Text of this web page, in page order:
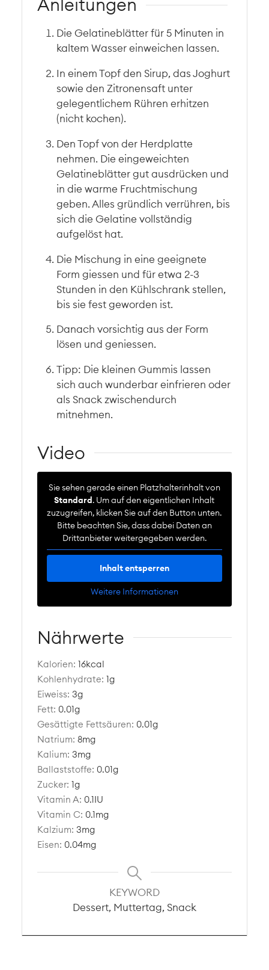
Anleitungen
Die Gelatineblätter für 5 Minuten in
kaltem Wasser einweichen lassen.
In einem Topf den Sirup, das Joghurt
sowie den Zitronensaft unter
gelegentlichem Rühren erhitzen
(nicht kochen).
Den Topf von der Herdplatte
nehmen. Die eingeweichten
Gelatineblätter gut ausdrücken und
in die warme Fruchtmischung
geben. Alles gründlich verrühren, bis
sich die Gelatine vollständig
aufgelöst hat.
Die Mischung in eine geeignete
Form giessen und für etwa 2-3
Stunden in den Kühlschrank stellen,
bis sie fest geworden ist.
Danach vorsichtig aus der Form
lösen und geniessen.
Tipp: Die kleinen Gummis lassen
sich auch wunderbar einfrieren oder
als Snack zwischendurch
mitnehmen.
Video
Sie sehen gerade einen Platzhalterinhalt von
Standard. Um auf den eigentlichen Inhalt
zuzugreifen, klicken Sie auf den Button unten.
Bitte beachten Sie, dass dabei Daten an
Drittanbieter weitergegeben werden.
Inhalt entsperren
Weitere Informationen
Nährwerte
Kalorien:16kcal
Kohlenhydrate:1g
Eiweiss:3g
Fett: 0.01g
Gesättigte Fettsäuren: 0.01g
Natrium:8mg
Kalium:3mg
Ballaststoffe: 0.01g
Zucker:1g
Vitamin A: 0.1IU
Vitamin C: 0.1mg
Kalzium:3mg
Eisen: 0.04mg
KEYWORD
Dessert, Muttertag, Snack